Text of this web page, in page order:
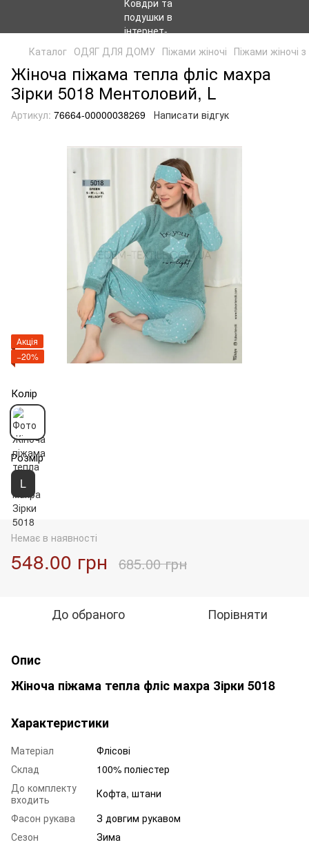
Каталог ОДЯГ ДЛЯ ДОМУ Піжами жіночі Піжами жіночі
Жіноча піжама тепла фліс махра
Зірки 5018 Ментоловий, L
Артикул: 76664-00000038269 Написати відгук
Акція
−20%
Колір
Розмір
L
Немає в наявності
548.00 грн 685.00 грн
До обраного Порівняти
Опис
Жіноча піжама тепла фліс махра Зірки 5018
Характеристики
Матеріал
Флісові
Склад
100% поліестер
До комплекту
входить
Кофта, штани
Фасон рукава
З довгим рукавом
Сезон
Зима